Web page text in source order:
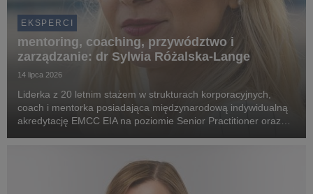
EKSPERCI
mentoring, coaching, przywództwo i
zarządzanie: dr Sylwia Różalska-Lange
14 lipca 2026
Liderka z 20 letnim stażem w strukturach korporacyjnych,
coach i mentorka posiadająca międzynarodową indywidualną
akredytację EMCC EIA na poziomie Senior Practitioner oraz